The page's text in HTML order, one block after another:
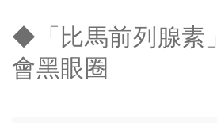
◆「比馬前列腺素
會黑眼圈